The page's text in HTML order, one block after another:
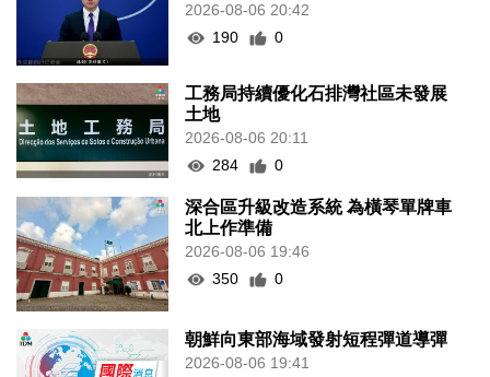
2026-08-06 20:42
190
0
工務局持續優化石排灣社區未發展
土地
2026-08-06 20:11
284
0
深合區升級改造系統 為橫琴單牌車
北上作準備
2026-08-06 19:46
350
0
朝鮮向東部海域發射短程彈道導彈
2026-08-06 19:41